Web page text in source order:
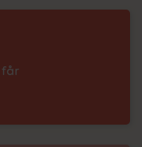
får